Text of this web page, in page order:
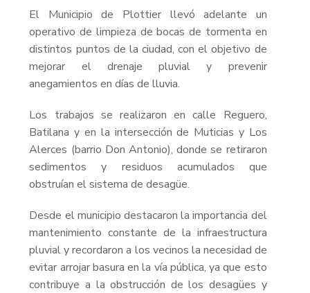
El Municipio de Plottier llevó adelante un
operativo de limpieza de bocas de tormenta en
distintos puntos de la ciudad, con el objetivo de
mejorar el drenaje pluvial y prevenir
anegamientos en días de lluvia.
Los trabajos se realizaron en calle Reguero,
Batilana y en la intersección de Muticias y Los
Alerces (barrio Don Antonio), donde se retiraron
sedimentos y residuos acumulados que
obstruían el sistema de desagüe.
Desde el municipio destacaron la importancia del
mantenimiento constante de la infraestructura
pluvial y recordaron a los vecinos la necesidad de
evitar arrojar basura en la vía pública, ya que esto
contribuye a la obstrucción de los desagües y